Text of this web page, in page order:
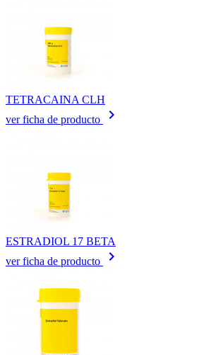
TETRACAINA CLH
ver ficha de producto
keyboard_arrow_right
ESTRADIOL 17 BETA
ver ficha de producto
keyboard_arrow_right